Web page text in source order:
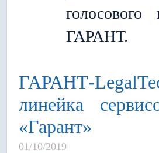
ГАРАНТ.
ГАРАНТ-
линейка
«Гарант»
01/10/2019